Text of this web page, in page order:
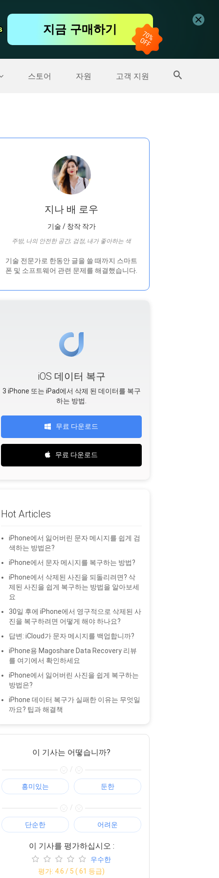
지금 구매하기
스토어 자원 고객 지원
더 많은 제품
지나 배 로우
기술 / 창작 작가
주방, 나의 안전한 공간; 검정, 내가 좋아하는 색
기술 전문가로 한동안 글을 쓸 때까지 스마트
폰 및 소프트웨어 관련 문제를 해결했습니다.
iOS 데이터 복구
3 iPhone 또는 iPad에서 삭제 된 데이터를 복구
하는 방법.
무료 다운로드
무료 다운로드
Hot Articles
iPhone에서 잃어버린 문자 메시지를 쉽게 검
색하는 방법은?
iPhone에서 문자 메시지를 복구하는 방법?
iPhone에서 삭제된 사진을 되돌리려면? 삭
제된 사진을 쉽게 복구하는 방법을 알아보세
요
30일 후에 iPhone에서 영구적으로 삭제된 사
진을 복구하려면 어떻게 해야 하나요?
답변: iCloud가 문자 메시지를 백업합니까?
iPhone용 Magoshare Data Recovery 리뷰
를 여기에서 확인하세요
iPhone에서 잃어버린 사진을 쉽게 복구하는
방법은?
iPhone 데이터 복구가 실패한 이유는 무엇일
까요? 팁과 해결책
이 기사는 어떻습니까?
/
흥미있는 둔한
/
단순한 어려운
이 기사를 평가하십시오 :
우수한
평가: 4.6 / 5 (61 등급)